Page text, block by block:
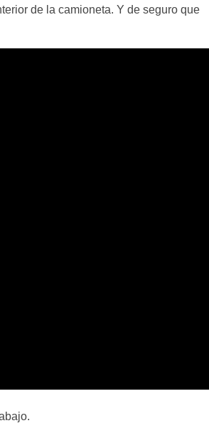
de la camioneta. Y de seguro que